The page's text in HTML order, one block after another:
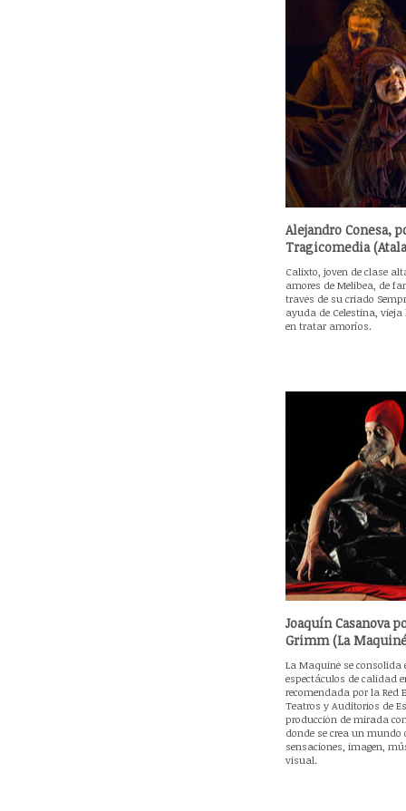
Alejandro Conesa,
Tragicomedia
Calixto, joven de clase
amores de Melibea, de
través de su criado
ayuda de Celestina, vieja
en tratar amoríos.
Joaquín Casanova
Grimm (La
La Maquiné se consolida
espectáculos de calidad
recomendada por la Red
Teatros y Auditorios de
producción de mirada
donde se crea un mundo
sensaciones, imagen,
visual.